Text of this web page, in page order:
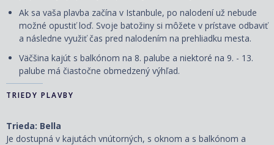
Ak sa vaša plavba začína v Istanbule, po nalodení už nebude
možné opustiť loď. Svoje batožiny si môžete v prístave odbaviť
a následne využiť čas pred nalodením na prehliadku mesta.
Väčšina kajút s balkónom na 8. palube a niektoré na 9. - 13.
palube má čiastočne obmedzený výhľad.
TRIEDY PLAVBY
Trieda: Bella
Je dostupná v kajutách vnútorných, s oknom a s balkónom a